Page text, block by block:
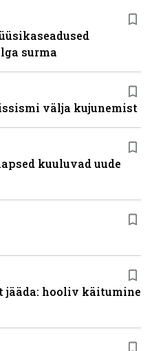
surma
välja kujunemist
kuuluvad uude
jääda: hooliv käitumine